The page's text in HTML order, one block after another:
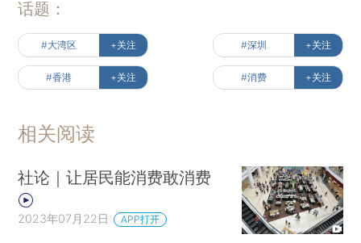
话题：
#大湾区 +关注 #深圳 +关注
#香港 +关注 #消费 +关注
相关阅读
社论｜让居民能消费敢消费
2023年07月22日 APP打开